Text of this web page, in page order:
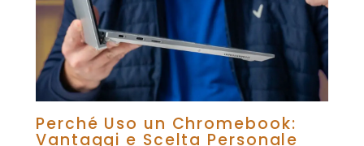
Perché Uso un Chromebook:
Vantaggi e Scelta Personale